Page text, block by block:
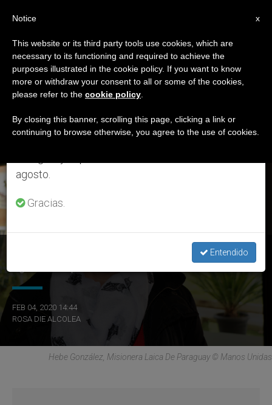
ETIQUETA
Posts Tagged ‘Alter
Vida’
ÚLTIMAS NOTICIAS
Hebe González, misionera de Paraguay: “El ambiente es el
FEB 04, 2020 14:44
ROSA DIE ALCOLEA
Hebe González, Misionera Laica De Paraguay © Manos Unidas
×
Aviso importante
Del 27 de julio al 7 de agosto haremos la pausa
anual, aprovechando que en el periodo de verano
se generan menos informaciones y también el
agosto.
Gracias.
Entendido
x
Notice
This website or its third party tools use cookies, which are
necessary to its functioning and required to achieve the
purposes illustrated in the cookie policy. If you want to know
more or withdraw your consent to all or some of the cookies,
please refer to the cookie policy
By closing this banner, scrolling this page, clicking a link or
continuing to browse otherwise, you agree to the use of cookies.